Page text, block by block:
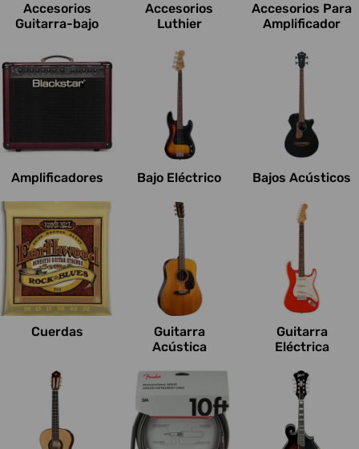
e
s
:
Accesorios
Guitarra-bajo
Accesorios
Luthier
Accesorios Para
Amplificador
Amplificadores Bajo Eléctrico Bajos Acústicos
Cuerdas
Guitarra
Acústica
Guitarra
Eléctrica